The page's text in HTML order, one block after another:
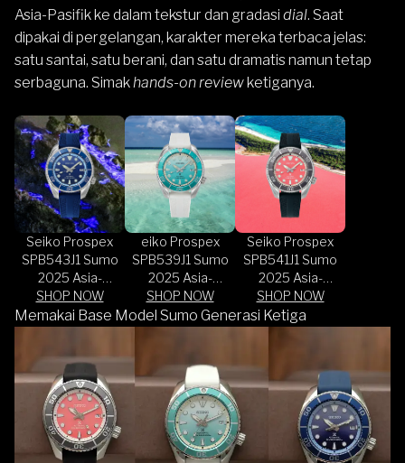
Asia-Pasifik ke dalam tekstur dan gradasi dial. Saat
dipakai di pergelangan, karakter mereka terbaca jelas:
satu santai, satu berani, dan satu dramatis namun tetap
serbaguna. Simakhands-on reviewketiganya.
Seiko Prospex
SPB543J1 Sumo
2025 Asia-
Pacific Blue Fire
Crater Blue
Silicone Strap
SHOP NOW
eiko Prospex
SPB539J1 Sumo
2025 Asia-
Pacific Sand
Bank Aqua Dial
Silicone Strap
SHOP NOW
Seiko Prospex
SPB541J1 Sumo
2025 Asia-
Pacific Pink Lake
Black Silicone
Strap Limited
SHOP NOW
Memakai Base Model Sumo Generasi Ketiga